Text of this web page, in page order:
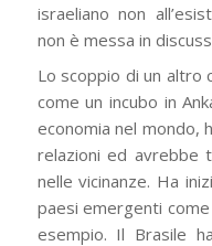
israeliano non
non è messa in
Lo scoppio di un
come un incubo in
economia nel mondo,
relazioni ed avrebbe
nelle vicinanze. Ha
paesi emergenti
esempio. Il Brasile